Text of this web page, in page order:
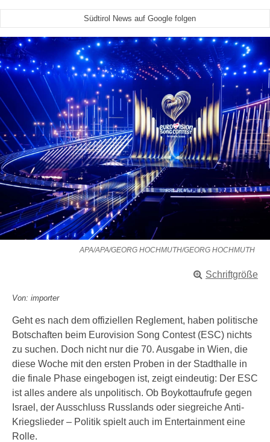
Südtirol News auf Google folgen
APA/APA/GEORG HOCHMUTH/GEORG HOCHMUTH
Schriftgröße
Von: importer
Geht es nach dem offiziellen Reglement, haben politische
Botschaften beim Eurovision Song Contest (ESC) nichts
zu suchen. Doch nicht nur die 70. Ausgabe in Wien, die
diese Woche mit den ersten Proben in der Stadthalle in
die finale Phase eingebogen ist, zeigt eindeutig: Der ESC
ist alles andere als unpolitisch. Ob Boykottaufrufe gegen
Israel, der Ausschluss Russlands oder siegreiche Anti-
Kriegslieder – Politik spielt auch im Entertainment eine
Rolle.